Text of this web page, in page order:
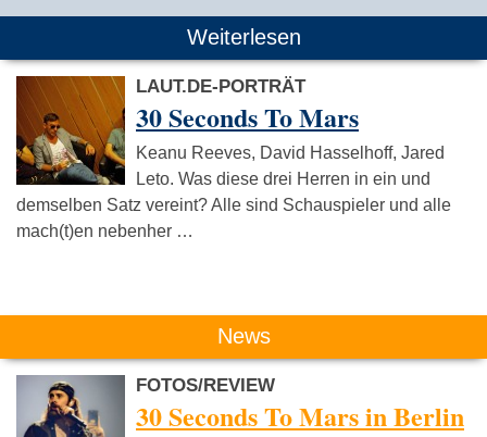
Weiterlesen
LAUT.DE-PORTRÄT
30 Seconds To Mars
Keanu Reeves, David Hasselhoff, Jared
Leto. Was diese drei Herren in ein und
demselben Satz vereint? Alle sind Schauspieler und alle
mach(t)en nebenher …
News
FOTOS/REVIEW
30 Seconds To Mars in Berlin